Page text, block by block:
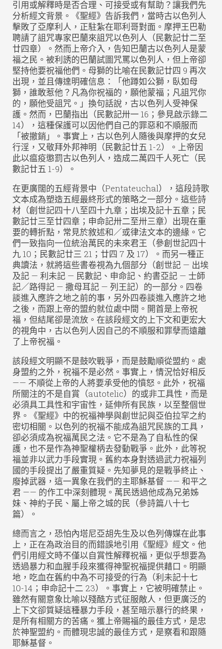
引用或解釋時是否合理、可接受或有幫助？讓我們先
分析經文背景。《聖經》告訴我們，當時古以色列人
擊敗了亞摩利人，正駐紮在耶利哥對面。摩押王巴勒
聘請了詛咒專家巴蘭來詛咒以色列人（民數記廿二至
廿四章）。然而上帝介入，告知巴蘭古以色列人是蒙
福之民。被利誘的巴蘭試圖咒罵以色列人，但上帝卻
堅持他要祝福他們。母獅的比喻在民數記廿四 9 再次
出現，並且傳達明確信息：「他蹲如公獅，臥如母
獅，誰敢惹他？凡為你祝福的，願他蒙福；凡詛咒你
的，願他受詛咒。」換句話說，古以色列人受神保
護。然而，巴蘭指出（民數記卅一 16；參見啟示錄二
14），這種保護可以因他們自己的罪惡和不順服而
「被撤銷」。事實上，古以色列人隨後與摩押的女兒
行淫，又敬拜外邦神明（民數記廿五 1-2）。上帝因
此以瘟疫懲罰古以色列人，造成二萬四千人死亡（民
數記廿五 1-9）。
在更廣闊的五經背景中（Pentateuchal），這段詩歌
文本成為塑造五經最終形式的策略之一部分。這些詩
材（創世記四十八至四十九章；出埃及記十五章；民
數記廿三至廿四章；申命記卅二至卅三章）出現在重
要的轉折點，常見於敘述和／或律法文本的邊緣。它
們一致指向一位統治萬民的未來君王（參創世記四十
九 10；民數記廿三 21；廿四 7 及 17）。而另一種正
典讀法，就將這些書卷視為九個部分（創世記 — 出埃
及記 — 利未記 — 民數記、申命記、約書亞記 — 士師
記／路得記 — 撒母耳記 — 列王記）的一部分。四卷
談進入應許之地之前的事，另外四卷談進入應許之地
之後，而跟上帝的盟約就位處中間。開首是上帝祝
福，但結尾卻是流放。在該段經文的上下文和更宏大
的視角中，古以色列人因自己的不順服和罪孽而遠離
了上帝祝福。
該段經文明顯不是鼓吹戰爭，而是鼓勵順從盟約。處
身盟約之外，祝福不是必然。事實上，情況恰好相反
—— 不順從上帝的人將要承受他的憤怒。此外，祝福
所關注的不是自賞（autotelic）的或非工具性，而是
必須具工具性和宇宙性，延伸所有民族，以至整個世
界。《聖經》中的祝福神學與創世記與亞伯拉罕之約
密切相關。以色列的祝福不能成為詛咒民族的工具，
卻必須成為祝福萬民之法。它不是為了自私性的保
護，也不是作為神聖權柄去發動戰爭。此外，此等祝
福並非以武力手段實現。舊約本身對透過武力祝福列
國的手段提出了嚴重質疑。先知夢見的是戰爭終止、
廢掉武器，這一異象在我們的主耶穌基督 —— 和平之
君 —— 的作工中深刻體現。萬民透過他成為兄弟姊
妹、神約子民、屬上帝之城的民（參詩篇八十七
篇）。
總而言之，恐怕內塔尼亞胡先生及以色列傳媒在此事
上，正在為政治目的而錯誤地引用《聖經》經文。他
們引用經文時不僅以自賞性解釋祝福，更似乎想要為
透過暴力和血腥手段來獲得神聖祝福提供藉口。明顯
地，吃血在舊約中為不可接受的行為（利未記十七
10-14；申命記十二 23）。事實上，它被明確禁止。
雖然有關意象比喻以殘酷方式征服敵人，但更廣泛的
上下文卻質疑這種暴力手段，甚至暗示暴行的終果，
是所有相關方的苦痛。獲上帝賜福的最佳方式，是忠
於神聖盟約。而體現忠誠的最佳方式，是察看和跟隨
耶穌基督。